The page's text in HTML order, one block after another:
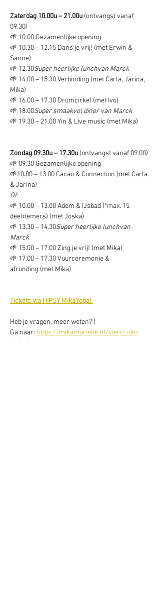
Zaterdag 10.00u – 21.00u (ontvangst vanaf
09.30)
🌱 10.00 Gezamenlijke opening
🌱 10.30 – 12.15 Dans je vrij! (met Erwin &
Sanne)
🌱 12.30Super heerlijke lunchvan Marck
🌱 14.00 – 15.30 Verbinding (met Carla, Jarina,
Mika)
🌱 16.00 – 17.30 Drumcirkel (met Ivo)
🌱 18.00Super smaakvol diner van Marck
🌱 19.30 – 21.00 Yin & Live music (met Mika)
Zondag 09.30u – 17.30u (ontvangst vanaf 09.00)
🌱 09.30 Gezamenlijke opening
🌱10.00 – 13.00 Cacao & Connection (met Carla
& Jarina)
Of:
🌱 10.00 – 13.00 Adem & IJsbad (*max. 15
deelnemers) (met Joska)
🌱 13.30 – 14.30Super heerlijke lunchvan
Marck
🌱 15.00 – 17.00 Zing je vrij! (met Mika)
🌱 17.00 – 17.30 Vuurceremonie &
afronding (met Mika)
Tickets via HIPSY MikaYoga!
Heb je vragen, meer weten? |
Ga naar: https://mikamarieke.nl/vierrr-de-
lente/